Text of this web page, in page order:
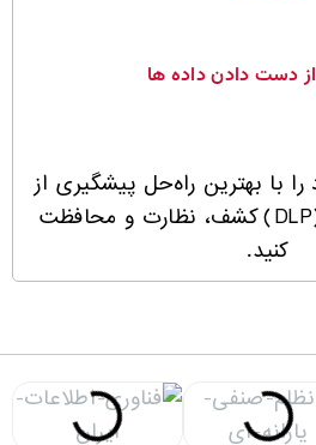
دست دادن داده ها
با بهترین راه‌حل پیشگیری از
از دست دادن داده (DLP) کشف، نظارت و محافظت
کنید.